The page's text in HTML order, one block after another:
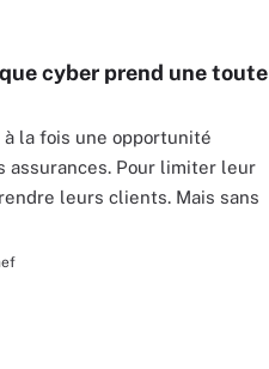
cyber prend une toute
la fois une opportunité
assurances. Pour limiter leur
leurs clients. Mais sans